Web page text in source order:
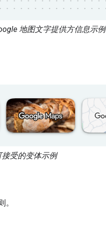
地图文字提供方信息示例
受的变体示例